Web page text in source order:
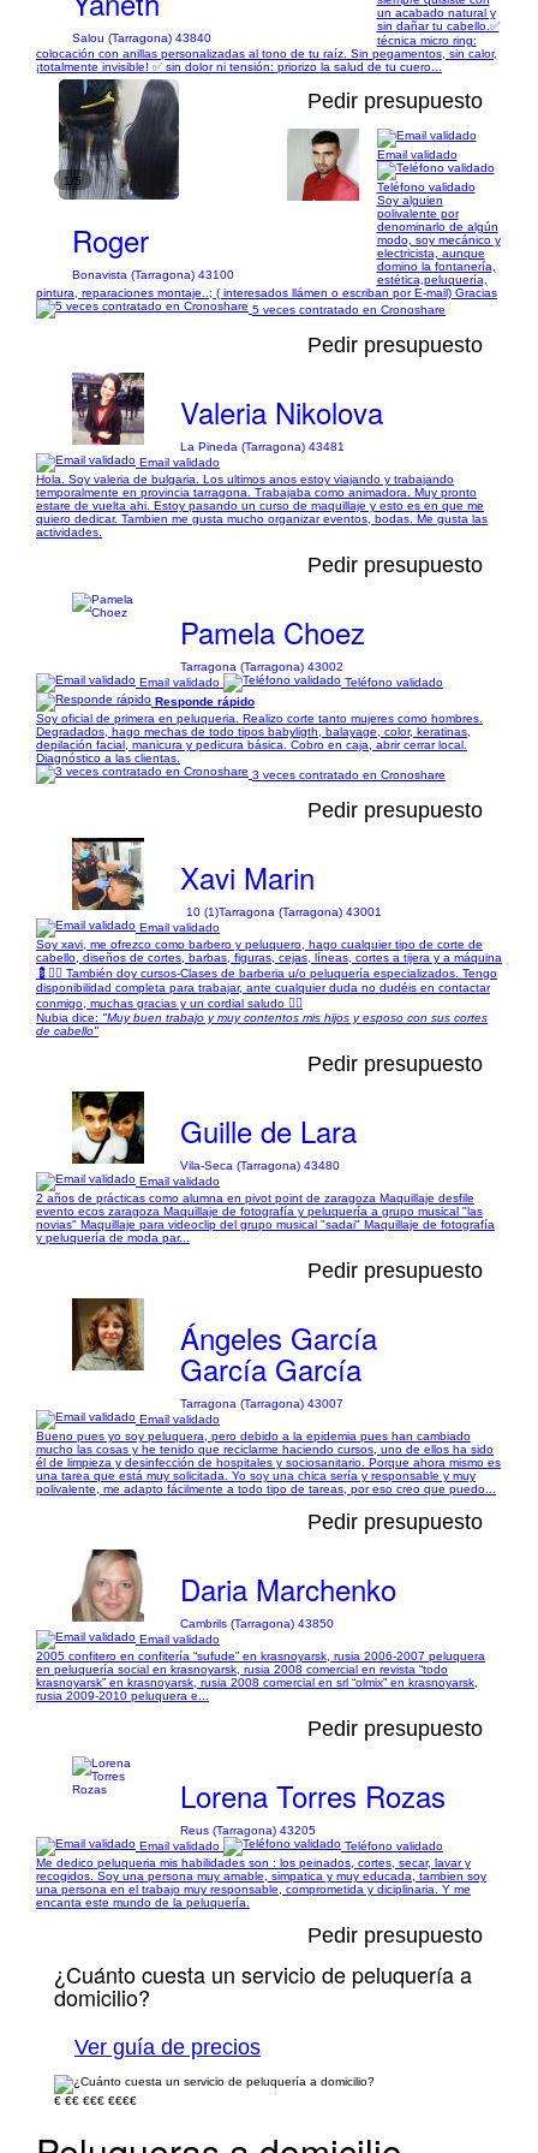
Salou (Tarragona) 43840
un acabado natural y
sin dañar tu cabello. ​✅
técnica micro ring:
colocación con anillas personalizadas al tono de tu raíz. Sin pegamentos, sin calor,
¡totalmente invisible! ✅ sin dolor ni tensión: priorizo la salud de tu cuero...
1/5
Pedir presupuesto
Roger
Bonavista (Tarragona) 43100
Email validado
Teléfono validado
Soy alguien
polivalente por
denominarlo de algún
modo, soy mecánico y
electricista, aunque
domino la fontanería,
estética,peluquería,
pintura, reparaciones montaje..; ( interesados llámen o escriban por E-mail) Gracias
5 veces contratado en Cronoshare
Pedir presupuesto
Valeria Nikolova
La Pineda (Tarragona) 43481
Email validado
Hola. Soy valeria de bulgaria. Los ultimos anos estoy viajando y trabajando
temporalmente en provincia tarragona. Trabajaba como animadora. Muy pronto
estare de vuelta ahi. Estoy pasando un curso de maquillaje y esto es en que me
quiero dedicar. Tambien me gusta mucho organizar eventos, bodas. Me gusta las
actividades.
Pedir presupuesto
Pamela Choez
Tarragona (Tarragona) 43002
Email validado
Teléfono validado
Responde rápido
Soy oficial de primera en peluqueria. Realizo corte tanto mujeres como hombres.
Degradados, hago mechas de todo tipos babyligth, balayage, color, keratinas,
depilación facial, manicura y pedicura básica. Cobro en caja, abrir cerrar local.
Diagnóstico a las clientas.
3 veces contratado en Cronoshare
Pedir presupuesto
Xavi Marin
10 (1)Tarragona (Tarragona) 43001
Email validado
Soy xavi, me ofrezco como barbero y peluquero, hago cualquier tipo de corte de
cabello, diseños de cortes, barbas, figuras, cejas, líneas, cortes a tijera y a máquina
💈💇‍♂️ También doy cursos-Clases de barberia u/o peluquería especializados. Tengo
disponibilidad completa para trabajar, ante cualquier duda no dudéis en contactar
conmigo, muchas gracias y un cordial saludo 👍🏽
Nubia dice: "Muy buen trabajo y muy contentos mis hijos y esposo con sus cortes
de cabello"
Pedir presupuesto
Guille de Lara
Vila-Seca (Tarragona) 43480
Email validado
2 años de prácticas como alumna en pivot point de zaragoza Maquillaje desfile
evento ecos zaragoza Maquillaje de fotografía y peluquería a grupo musical "las
novias" Maquillaje para videoclip del grupo musical "sadai" Maquillaje de fotografía
y peluquería de moda par...
Pedir presupuesto
Ángeles García
García García
Tarragona (Tarragona) 43007
Email validado
Bueno pues yo soy peluquera, pero debido a la epidemia pues han cambiado
mucho las cosas y he tenido que reciclarme haciendo cursos, uno de ellos ha sido
él de limpieza y desinfección de hospitales y sociosanitario. Porque ahora mismo es
una tarea que está muy solicitada. Yo soy una chica sería y responsable y muy
polivalente, me adapto fácilmente a todo tipo de tareas, por eso creo que puedo...
Pedir presupuesto
Daria Marchenko
Cambrils (Tarragona) 43850
Email validado
2005 confitero en confitería “sufude” en krasnoyarsk, rusia 2006-2007 peluquera
en peluquería social en krasnoyarsk, rusia 2008 comercial en revista “todo
krasnoyarsk” en krasnoyarsk, rusia 2008 comercial en srl “olmix” en krasnoyarsk,
rusia 2009-2010 peluquera e...
Pedir presupuesto
Lorena Torres Rozas
Reus (Tarragona) 43205
Email validado
Teléfono validado
Me dedico peluqueria mis habilidades son : los peinados, cortes, secar, lavar y
recogidos. Soy una persona muy amable, simpatica y muy educada, tambien soy
una persona en el trabajo muy responsable, comprometida y diciplinaria. Y me
encanta este mundo de la peluquería.
Pedir presupuesto
¿Cuánto cuesta un servicio de peluquería a
domicilio?
Ver guía de precios
€ €€ €€€ €€€€